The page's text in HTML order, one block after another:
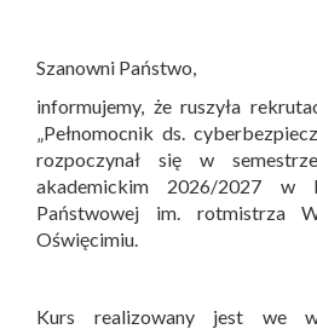
Szanowni Państwo,
informujemy, że ruszyła
„Pełnomocnik ds.
rozpoczynał się w
akademickim 2026/2027 w
Państwowej im. rotmistrza
Oświęcimiu.
Kurs realizowany jest we